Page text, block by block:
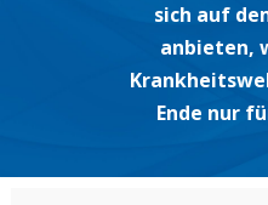
sich auf
anbieten,
Ende nur